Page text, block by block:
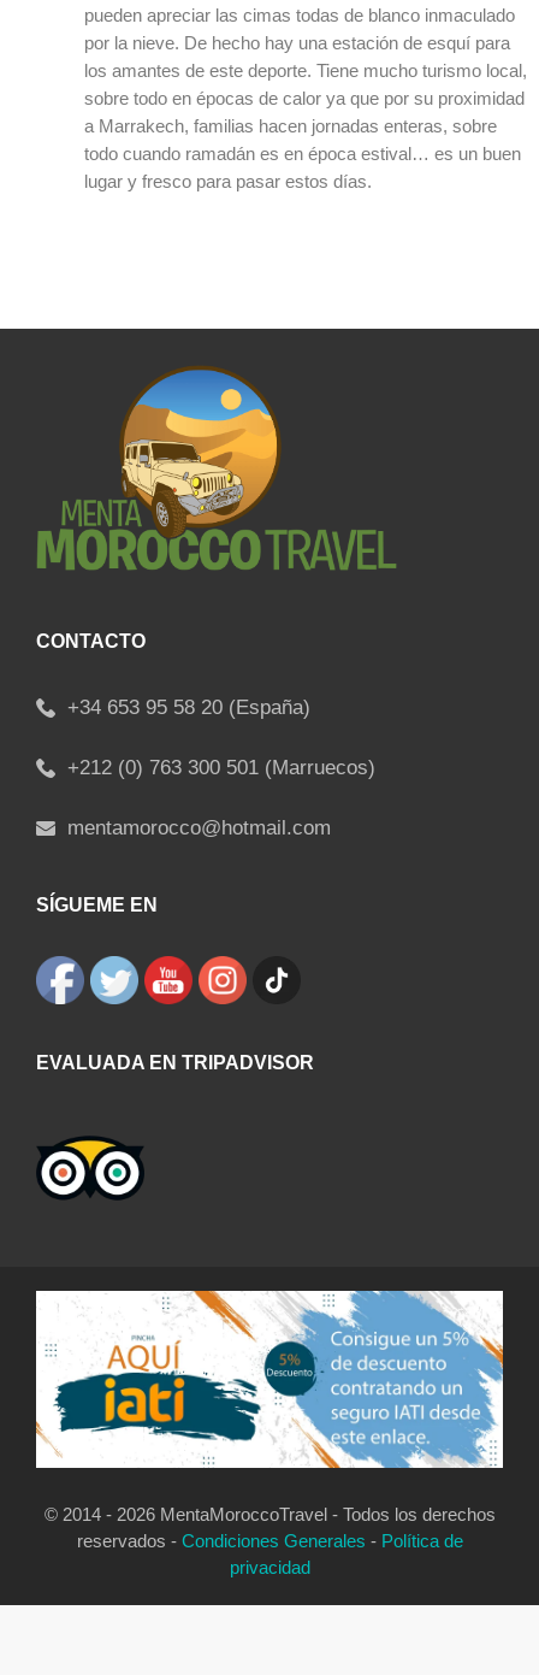
pueden apreciar las cimas todas de blanco inmaculado
por la nieve. De hecho hay una estación de esquí para
los amantes de este deporte. Tiene mucho turismo local,
sobre todo en épocas de calor ya que por su proximidad
a Marrakech, familias hacen jornadas enteras, sobre
todo cuando ramadán es en época estival… es un buen
lugar y fresco para pasar estos días.
CONTACTO
+34 653 95 58 20 (España)
+212 (0) 763 300 501 (Marruecos)
mentamorocco@hotmail.com
SÍGUEME EN
EVALUADA EN TRIPADVISOR
© 2014 - 2026 MentaMoroccoTravel - Todos los derechos
reservados - Condiciones Generales - Política de
privacidad